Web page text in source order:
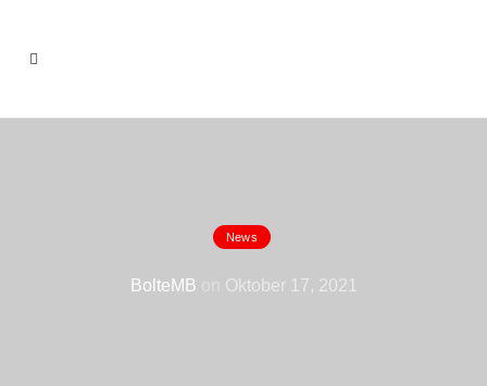
News
BolteMB Oktober 17, 2021
Maschinenpark erweitert